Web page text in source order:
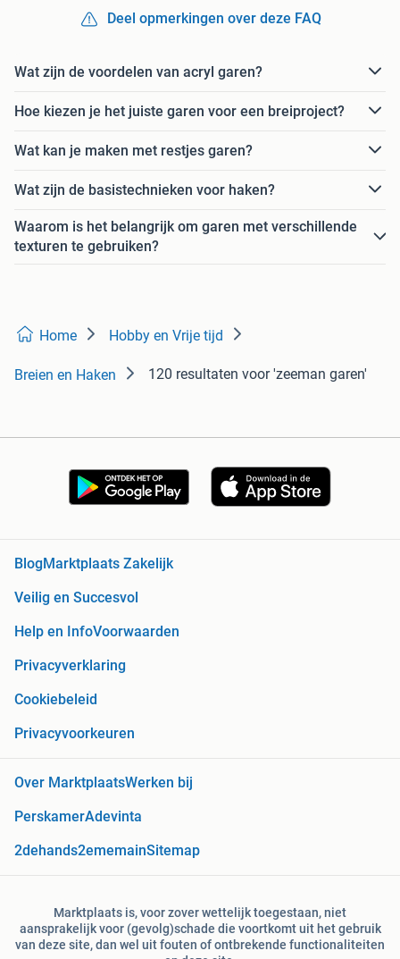
Deel opmerkingen over deze FAQ
Wat zijn de voordelen van acryl garen?
Hoe kiezen je het juiste garen voor een breiproject?
Wat kan je maken met restjes garen?
Wat zijn de basistechnieken voor haken?
Waarom is het belangrijk om garen met verschillende
texturen te gebruiken?
Home Hobby en Vrije tijd
Breien en Haken 120 resultaten voor 'zeeman garen'
Blog Marktplaats Zakelijk
Veilig en Succesvol
Help en InfoVoorwaarden
Privacyverklaring
Cookiebeleid
Privacyvoorkeuren
Over MarktplaatsWerken bij
PerskamerAdevinta
2dehands2ememainSitemap
Marktplaats is, voor zover wettelijk toegestaan, niet
aansprakelijk voor (gevolg)schade die voortkomt uit het gebruik
van deze site, dan wel uit fouten of ontbrekende functionaliteiten